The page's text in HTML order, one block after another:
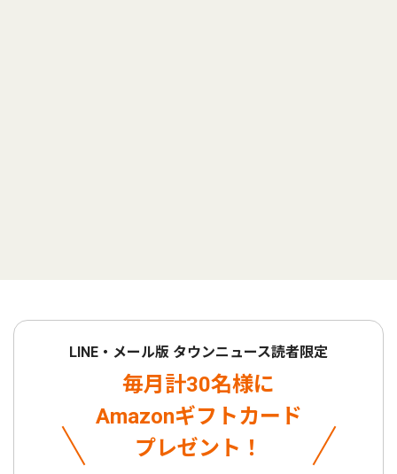
LINE・メール版 タウンニュース読者限定
毎月計30名様に
Amazonギフトカード
プレゼント！